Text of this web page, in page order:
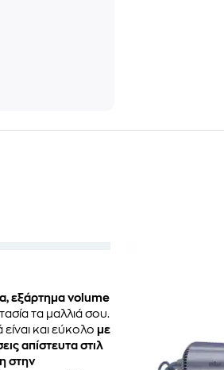
εξάρτημα volume
τα μαλλιά σου.
και εύκολο με
απίστευτα στιλ
στην